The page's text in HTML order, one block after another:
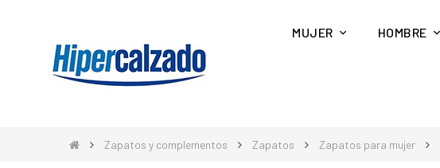
MUJER HOMBRE
Zapatos y complementos Zapatos Zapatos para mujer